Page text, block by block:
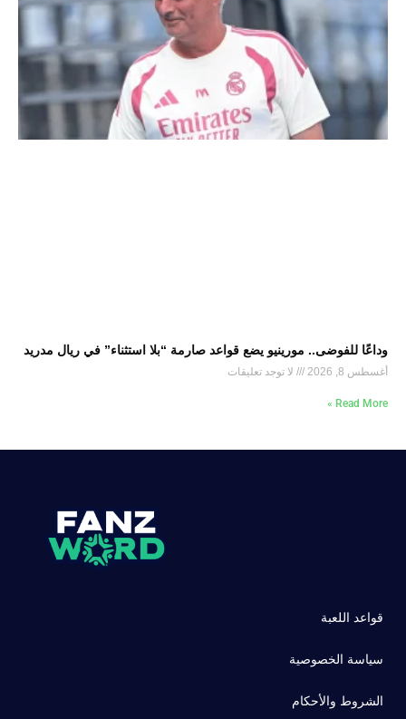
وداعًا للفوضى.. مورينيو يضع قواعد صارمة “بلا استثناء” في ريال مدريد
أغسطس 8, 2026 لا توجد تعليقات
Read More »
قواعد اللعبة
سياسة الخصوصية
الشروط والأحكام